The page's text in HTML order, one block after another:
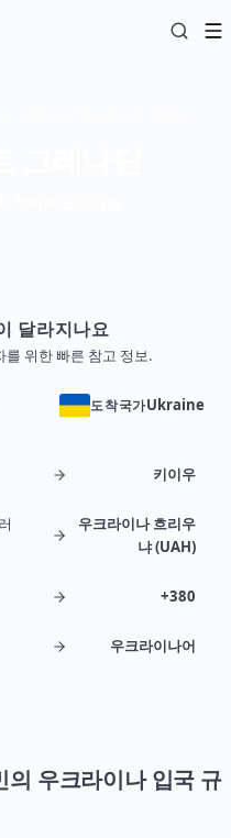
달라지나요
위한 빠른 참고 정보.
도착국가Ukraine
키이우
우크라이나 흐리우
냐 (UAH)
+380
우크라이나어
우크라이나 입국 규